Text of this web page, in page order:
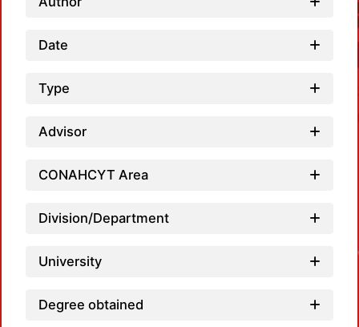
Date
Type
Advisor
CONAHCYT Area
Division/Department
University
Degree obtained